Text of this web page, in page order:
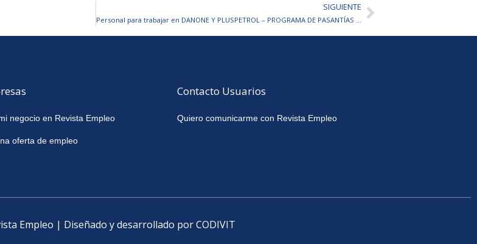
SIGUIENTESiguiente
negocio en Revista Empleo
oferta de empleo
Contacto Usuarios
Quiero comunicarme con Revista Empleo
Empleo | Diseñado y desarrollado por CODIVIT